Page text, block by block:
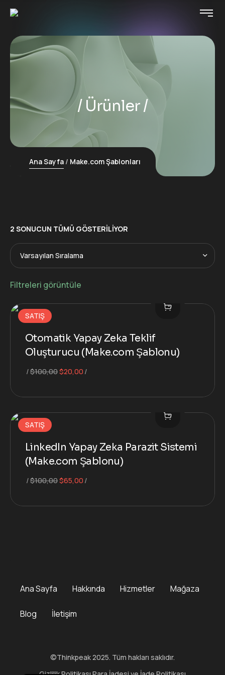
Ürünler
Ana Sayfa Make.com Şablonları
2 SONUCUN TÜMÜ GÖSTERILIYOR
Filtreleri görüntüle
SATIŞ
Otomatik Yapay Zeka Teklif
Oluşturucu (Make.com Şablonu)
$100,00Orijinal
$20,00 Şu
$20,00.
SATIŞ
LinkedIn Yapay Zeka Parazit Sistemi
(Make.com Şablonu)
$100,00Orijinal
$65,00 Şu
Ana Sayfa Hakkında Hizmetler Mağaza
Blog İletişim
©Thinkpeak 2025. Tüm hakları saklıdır.